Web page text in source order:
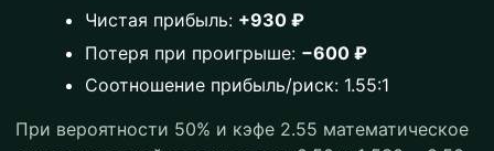
Чистая прибыль: +930 ₽
Потеря при проигрыше: −600 ₽
Соотношение прибыль/риск: 1.55:1
При вероятности 50% и кэфе 2.55 математическое